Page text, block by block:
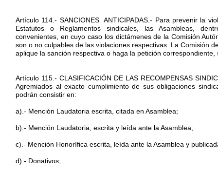
Artículo 114.- SANCIONES ANTICIPADAS.- Para prevenir
Estatutos o Reglamentos sindicales, las Asambleas,
convenientes, en cuyo caso los dictámenes de la Comisión
son o no culpables de las violaciones respectivas. La Comisión
aplique la sanción respectiva o haga la petición correspondiente,
Artículo 115.- CLASIFICACIÓN DE LAS RECOMPENSAS
Agremiados al exacto cumplimiento de sus obligaciones
podrán consistir en:
a).- Mención Laudatoria escrita, citada en Asamblea;
b).- Mención Laudatoria, escrita y leída ante la Asamblea;
c).- Mención Honorífica escrita, leída ante la Asamblea y
d).- Donativos;